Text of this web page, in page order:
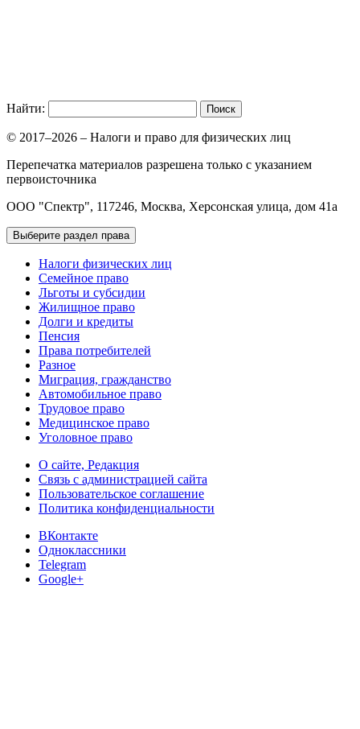
Найти:
© 2017–2026 – Налоги и право для физических лиц
Перепечатка материалов разрешена только с указанием
первоисточника
ООО "Спектр", 117246, Москва, Херсонская улица, дом 41а
Выберите раздел права
Налоги физических лиц
Семейное право
Льготы и субсидии
Жилищное право
Долги и кредиты
Пенсия
Права потребителей
Разное
Миграция, гражданство
Автомобильное право
Трудовое право
Медицинское право
Уголовное право
О сайте, Редакция
Связь с администрацией сайта
Пользовательское соглашение
Политика конфиденциальности
ВКонтакте
Одноклассники
Telegram
Google+